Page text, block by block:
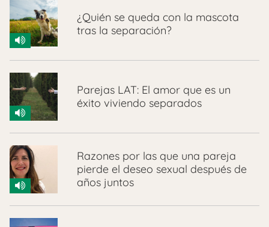
¿Quién se queda con la mascota
tras la separación?
Parejas LAT: El amor que es un
éxito viviendo separados
Razones por las que una pareja
pierde el deseo sexual después de
años juntos